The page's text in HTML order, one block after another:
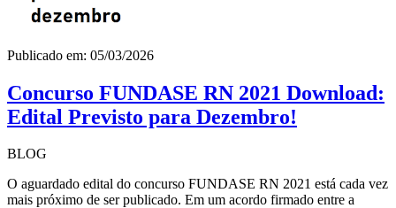
Publicado em: 05/03/2026
Concurso FUNDASE RN 2021 Download:
Edital Previsto para Dezembro!
BLOG
O aguardado edital do concurso FUNDASE RN 2021 está cada vez
mais próximo de ser publicado. Em um acordo firmado entre a